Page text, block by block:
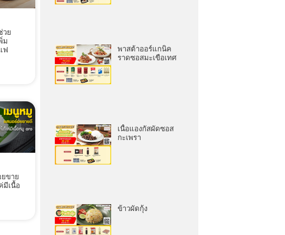
วย
ม
ฟ
ขาย
มีเนื้อ
พาสต้าออร์แกนิค
ราดซอสมะเขือเทศ
เนื้อแองกัสผัดซอส
กะเพรา
ข้าวผัดกุ้ง